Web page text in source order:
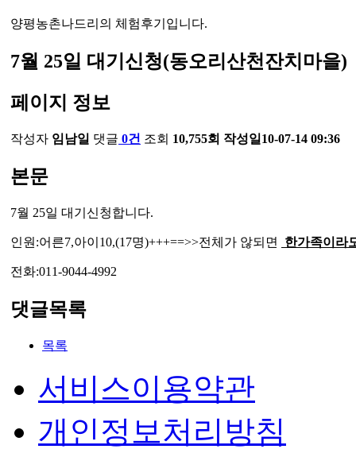
양평농촌나드리의 체험후기입니다.
7월 25일 대기신청(동오리산천잔치마을)
페이지 정보
작성자 임남일 댓글 0건 조회 10,755회 작성일 10-07-14 09:36
본문
7월 25일 대기신청합니다.
인원:어른7,아이10,(17명)+++==>>전체가 않되면 한가족이라
전화:011-9044-4992
댓글목록
목록
서비스이용약관
개인정보처리방침